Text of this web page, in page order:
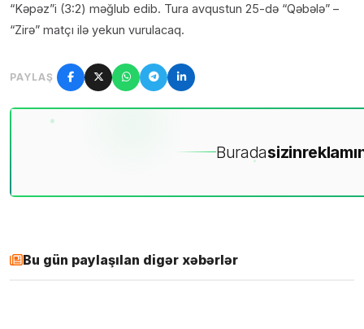
“Kəpəz”i (3:2) məğlub edib. Tura avqustun 25-də “Qəbələ” –
“Zirə” matçı ilə yekun vurulacaq.
PAYLAŞ
Buradasizin
Bu gün paylaşılan digər xəbərlər